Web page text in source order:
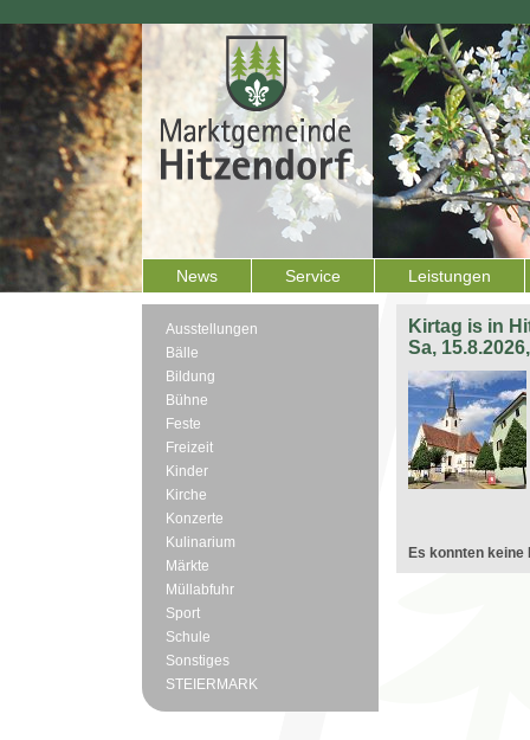
News Service Leistungen
Ausstellungen
Bälle
Bildung
Bühne
Feste
Freizeit
Kinder
Kirche
Konzerte
Kulinarium
Märkte
Müllabfuhr
Sport
Schule
Sonstiges
STEIERMARK
Kirtag is in
Sa,
Es konnten keine